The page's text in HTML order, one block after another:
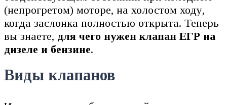
(непрогретом) моторе, на холостом ходу,
когда заслонка полностью открыта. Теперь
вы знаете, для чего нужен клапан ЕГР на
дизеле и бензине.
Виды клапанов